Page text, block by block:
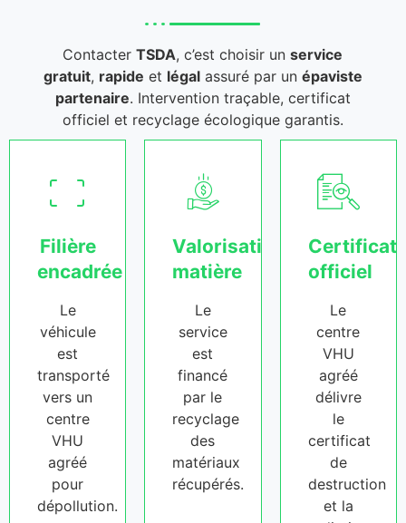
ContacterTSDA, c’est choisir unservice
gratuit, rapide et légalassuré par un épaviste
partenaire. Intervention traçable, certificat
officiel et recyclage écologique garantis.
Filière
encadrée
Le
véhicule
est
transporté
vers un
centre
VHU
agréé
pour
dépollution.
Valorisation
matière
Le
service
est
financé
par le
recyclage
des
matériaux
récupérés.
Certificat
officiel
Le
centre
VHU
agréé
délivre
le
certificat
de
destruction
et la